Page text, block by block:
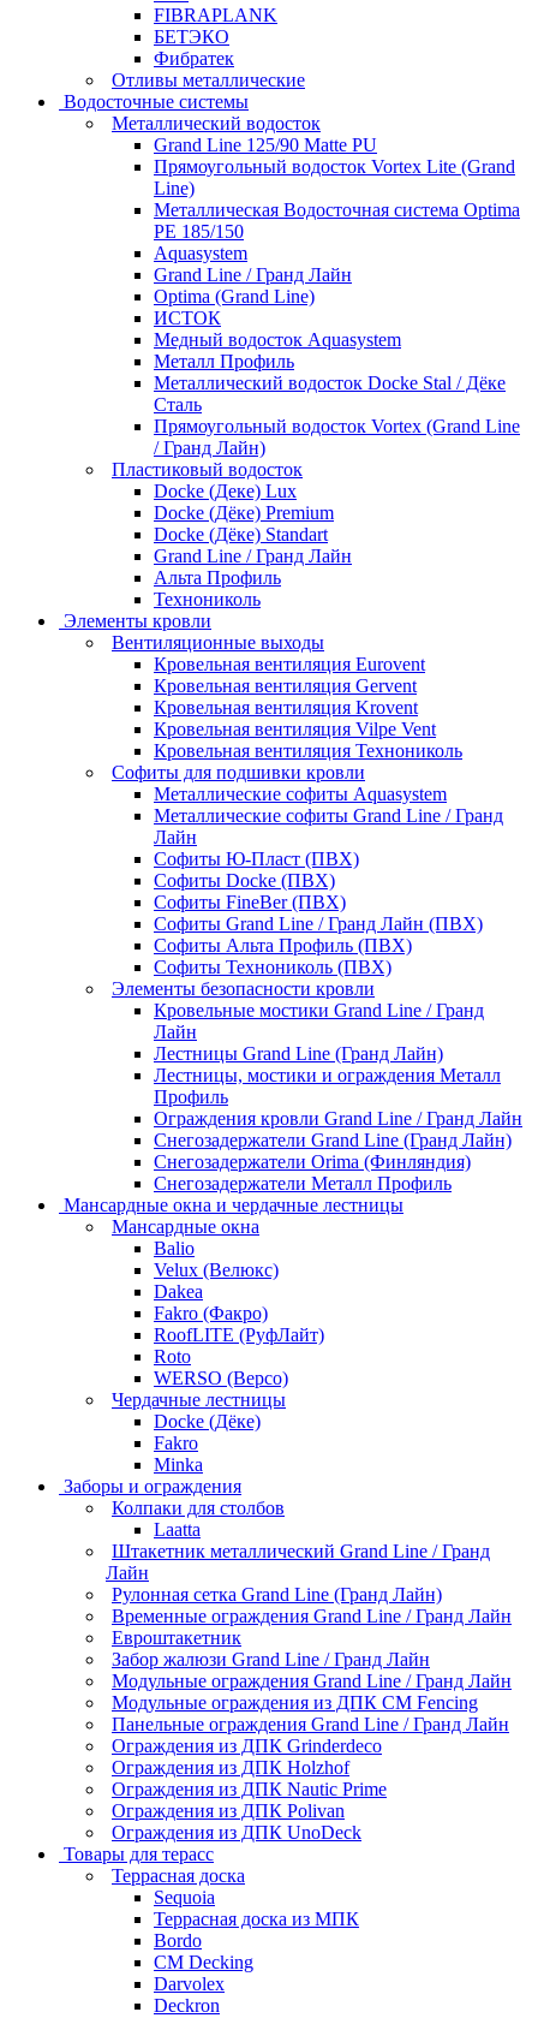
FIBRAPLANK
БЕТЭКО
Фибратек
Отливы металлические
Водосточные системы
Металлический водосток
Grand Line 125/90 Matte PU
Прямоугольный водосток Vortex Lite (Grand
Line)
Металлическая Водосточная система Optima
PE 185/150
Aquasystem
Grand Line / Гранд Лайн
Optima (Grand Line)
ИСТОК
Медный водосток Aquasystem
Металл Профиль
Металлический водосток Docke Stal / Дёке
Сталь
Прямоугольный водосток Vortex (Grand Line
/ Гранд Лайн)
Пластиковый водосток
Docke (Деке) Lux
Docke (Дёке) Premium
Docke (Дёке) Standart
Grand Line / Гранд Лайн
Альта Профиль
Технониколь
Элементы кровли
Вентиляционные выходы
Кровельная вентиляция Eurovent
Кровельная вентиляция Gervent
Кровельная вентиляция Krovent
Кровельная вентиляция Vilpe Vent
Кровельная вентиляция Технониколь
Cофиты для подшивки кровли
Металлические софиты Aquasystem
Металлические софиты Grand Line / Гранд
Лайн
Софиты Ю-Пласт (ПВХ)
Софиты Docke (ПВХ)
Софиты FineBer (ПВХ)
Софиты Grand Line / Гранд Лайн (ПВХ)
Софиты Альта Профиль (ПВХ)
Софиты Технониколь (ПВХ)
Элементы безопасности кровли
Кровельные мостики Grand Line / Гранд
Лайн
Лестницы Grand Line (Гранд Лайн)
Лестницы, мостики и ограждения Металл
Профиль
Ограждения кровли Grand Line / Гранд Лайн
Снегозадержатели Grand Line (Гранд Лайн)
Снегозадержатели Orima (Финляндия)
Снегозадержатели Металл Профиль
Мансардные окна и чердачные лестницы
Мансардные окна
Balio
Velux (Велюкс)
Dakea
Fakro (Факро)
RoofLITE (РуфЛайт)
Roto
WERSO (Версо)
Чердачные лестницы
Docke (Дёке)
Fakro
Minka
Заборы и ограждения
Колпаки для столбов
Laatta
Штакетник металлический Grand Line / Гранд
Лайн
Рулонная сетка Grand Line (Гранд Лайн)
Временные ограждения Grand Line / Гранд Лайн
Евроштакетник
Забор жалюзи Grand Line / Гранд Лайн
Модульные ограждения Grand Line / Гранд Лайн
Модульные ограждения из ДПК CM Fencing
Панельные ограждения Grand Line / Гранд Лайн
Ограждения из ДПК Grinderdeco
Ограждения из ДПК Holzhof
Ограждения из ДПК Nautic Prime
Ограждения из ДПК Polivan
Ограждения из ДПК UnoDeck
Товары для терасс
Террасная доска
Sequoia
Террасная доска из МПК
Bordo
CM Decking
Darvolex
Deckron